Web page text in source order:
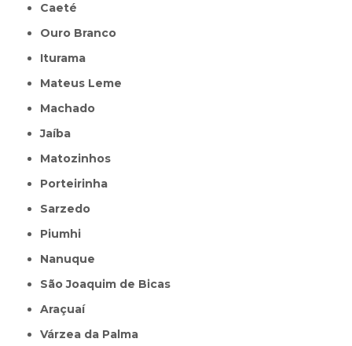
Caeté
Ouro Branco
Iturama
Mateus Leme
Machado
Jaíba
Matozinhos
Porteirinha
Sarzedo
Piumhi
Nanuque
São Joaquim de Bicas
Araçuaí
Várzea da Palma